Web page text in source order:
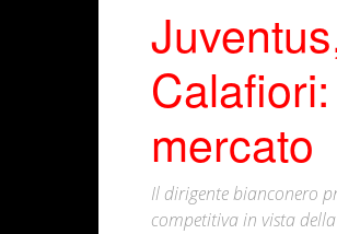
mercato
Il dirigente bianconero
competitiva in vista